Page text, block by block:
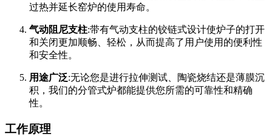
过热并延长窑炉的使用寿命。
气动阻尼支柱:带有气动支柱的铰链式设计使炉子的打开
和关闭更加顺畅、轻松，从而提高了用户使用的便利性
和安全性。
用途广泛:无论您是进行拉伸测试、陶瓷烧结还是薄膜沉
积，我们的分管式炉都能提供您所需的可靠性和精确
性。
工作原理